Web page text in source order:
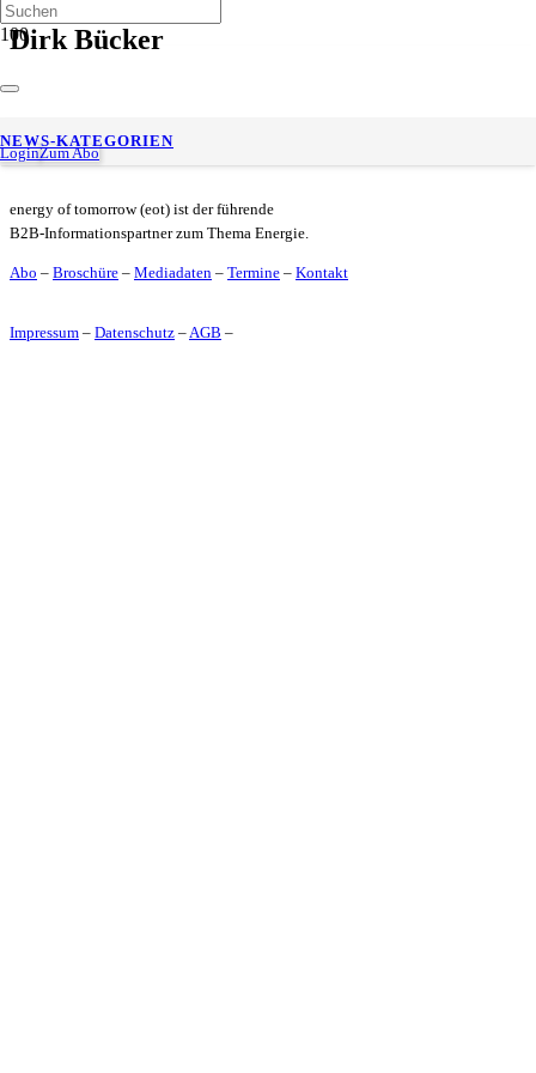
LoginZum Abo
NEWS-KATEGORIEN
Dirk Bücker
Westfalen Energietechnik vereint jetzt NGC.Tec und FKT
energy of tomorrow (eot) ist der führende
B2B-Informationspartner zum Thema Energie.
Abo – Broschüre – Mediadaten – Termine – Kontakt
Impressum – Datenschutz –AGB –